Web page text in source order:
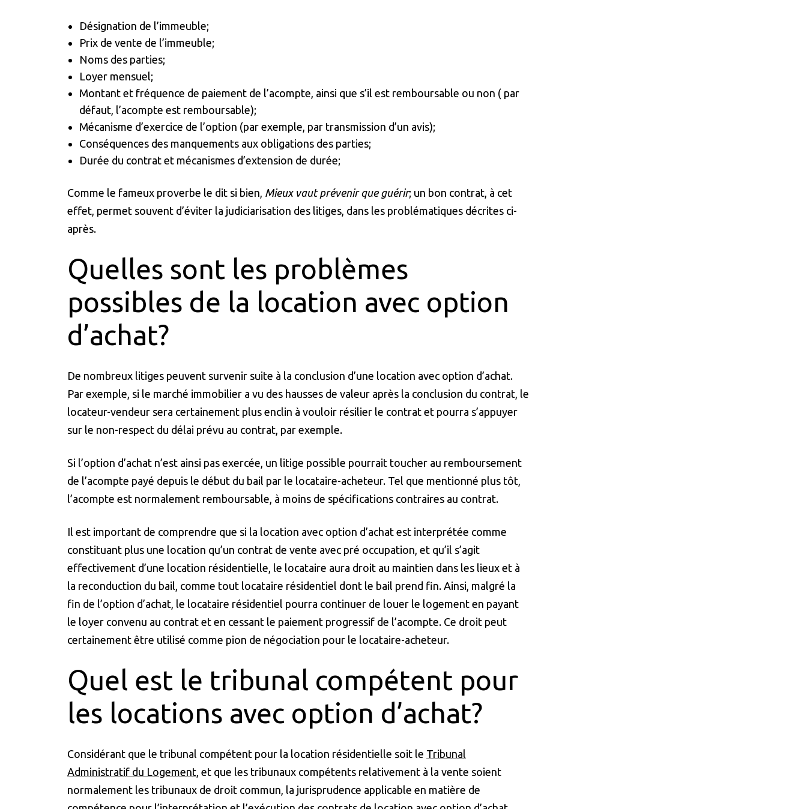
Désignation de l’immeuble;
Prix de vente de l’immeuble;
Noms des parties;
Loyer mensuel;
Montant et fréquence de paiement de l’acompte, ainsi que s’il est remboursable ou non ( par
défaut, l’acompte est remboursable);
Mécanisme d’exercice de l’option (par exemple, par transmission d’un avis);
Conséquences des manquements aux obligations des parties;
Durée du contrat et mécanismes d’extension de durée;
Comme le fameux proverbe le dit si bien, Mieux vaut prévenir que guérir; un bon contrat, à cet
effet, permet souvent d’éviter la judiciarisation des litiges, dans les problématiques décrites ci-
après.
Quelles sont les problèmes
possibles de la location avec option
d’achat?
De nombreux litiges peuvent survenir suite à la conclusion d’une location avec option d’achat.
Par exemple, si le marché immobilier a vu des hausses de valeur après la conclusion du contrat, le
locateur-vendeur sera certainement plus enclin à vouloir résilier le contrat et pourra s’appuyer
sur le non-respect du délai prévu au contrat, par exemple.
Si l’option d’achat n’est ainsi pas exercée, un litige possible pourrait toucher au remboursement
de l’acompte payé depuis le début du bail par le locataire-acheteur. Tel que mentionné plus tôt,
l’acompte est normalement remboursable, à moins de spécifications contraires au contrat.
Il est important de comprendre que si la location avec option d’achat est interprétée comme
constituant plus une location qu’un contrat de vente avec pré occupation, et qu’il s’agit
effectivement d’une location résidentielle, le locataire aura droit au maintien dans les lieux et à
la reconduction du bail, comme tout locataire résidentiel dont le bail prend fin. Ainsi, malgré la
fin de l’option d’achat, le locataire résidentiel pourra continuer de louer le logement en payant
le loyer convenu au contrat et en cessant le paiement progressif de l’acompte. Ce droit peut
certainement être utilisé comme pion de négociation pour le locataire-acheteur.
Quel est le tribunal compétent pour
les locations avec option d’achat?
Considérant que le tribunal compétent pour la location résidentielle soit le Tribunal
Administratif du Logement , et que les tribunaux compétents relativement à la vente soient
normalement les tribunaux de droit commun, la jurisprudence applicable en matière de